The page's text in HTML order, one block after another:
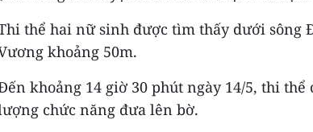
thể hai nữ sinh được tìm thấy dưới sông
khoảng 50m.
khoảng 14 giờ 30 phút ngày 14/5, thi
chức năng đưa lên bờ.